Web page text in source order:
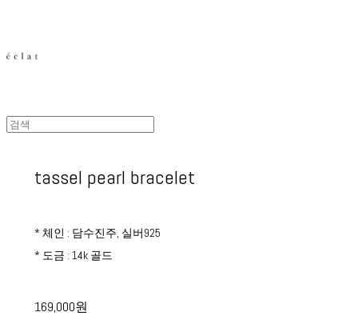
tassel pearl bracelet
* 체인 : 담수진주, 실버925
* 도금 : 14k 골드
169,000원